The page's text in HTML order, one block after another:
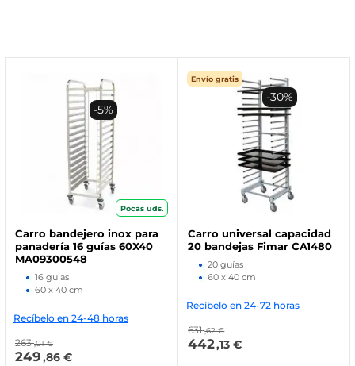
Pocas uds.
Carro bandejero inox para
panadería 16 guías 60X40
MA09300548
16 guias
60 x 40 cm
Recíbelo en 24-48 horas
263 ,01 €
249,86 €
-5%
Envío gratis
Carro universal capacidad
20 bandejas Fimar CA1480
20 guías
60 x 40 cm
Recíbelo en 24-72 horas
631 ,62 €
442,13 €
-30%